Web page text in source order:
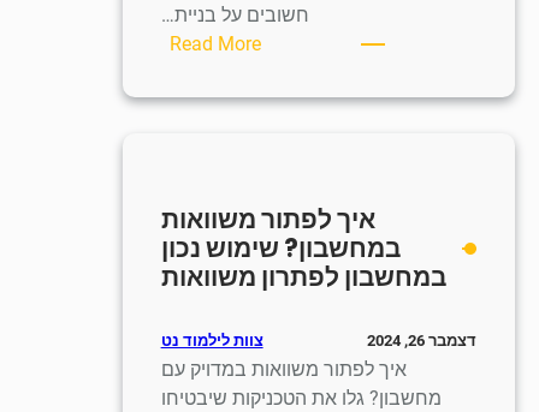
חשובים על בניית…
Read More
אסטרטגיות
סנדלים
מסורתית
בתחום
איך לפתור משוואות
במחשבון? שימוש נכון
במחשבון לפתרון משוואות
דצמבר 26, 2024 צוות לילמוד נט
איך לפתור משוואות במדויק עם
מחשבון? גלו את הטכניקות שיבטיחו